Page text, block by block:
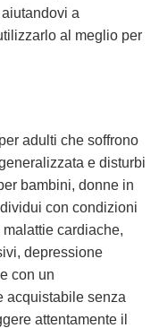
a
al meglio per
adulti che soffrono
e disturbi
bambini, donne in
con condizioni
cardiache,
depressione
con un
acquistabile senza
attentamente il